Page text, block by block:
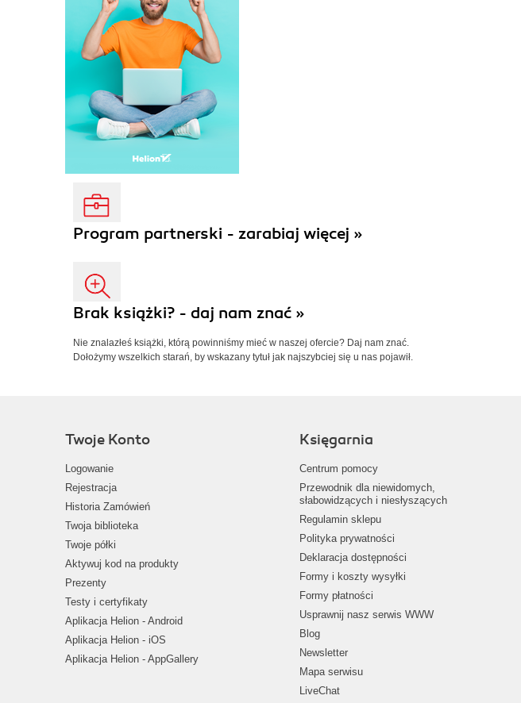
Program partnerski - zarabiaj więcej »
Brak książki? - daj nam znać »
Nie znalazłeś książki, którą powinniśmy mieć w naszej ofercie? Daj nam znać.
Dołożymy wszelkich starań, by wskazany tytuł jak najszybciej się u nas pojawił.
Twoje Konto
Logowanie
Rejestracja
Historia Zamówień
Twoja biblioteka
Twoje półki
Aktywuj kod na produkty
Prezenty
Testy i certyfikaty
Aplikacja Helion - Android
Aplikacja Helion - iOS
Aplikacja Helion - AppGallery
Księgarnia
Centrum pomocy
Przewodnik dla niewidomych,
słabowidzących i niesłyszących
Regulamin sklepu
Polityka prywatności
Deklaracja dostępności
Formy i koszty wysyłki
Formy płatności
Usprawnij nasz serwis WWW
Blog
Newsletter
Mapa serwisu
LiveChat